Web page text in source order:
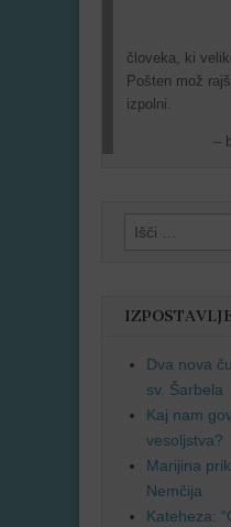
človeka, ki
Pošten mož
izpolni.
Išči:
Dva nova
sv. Šarbela
Kaj nam
vesoljstva?
Marijina
Nemčija
Kateheza: